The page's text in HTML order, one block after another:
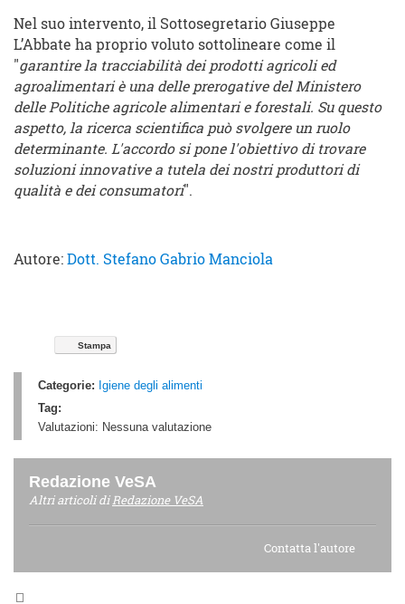
Nel suo intervento, il Sottosegretario Giuseppe
L’Abbate ha proprio voluto sottolineare come il
"garantire la tracciabilità dei prodotti agricoli ed
agroalimentari è una delle prerogative del Ministero
delle Politiche agricole alimentari e forestali. Su questo
aspetto, la ricerca scientifica può svolgere un ruolo
determinante. L'accordo si pone l'obiettivo di trovare
soluzioni innovative a tutela dei nostri produttori di
qualità e dei consumatori".
Autore: Dott. Stefano Gabrio Manciola
Stampa
Categorie: Igiene degli alimenti
Tag:
Valutazioni: Nessuna valutazione
Redazione VeSA
Altri articoli diRedazione VeSA
Contatta l'autore